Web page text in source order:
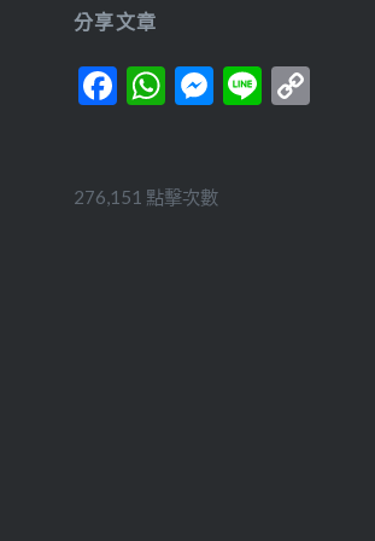
分享文章
Facebook
WhatsApp
Messenger
LineCopy
276,151 點擊次數